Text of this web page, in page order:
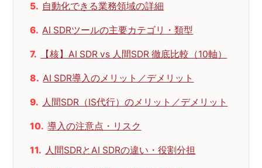
自動化できる業務領域の詳細
AI SDRツールの主要カテゴリ・類型
【核】AI SDR vs 人間SDR 徹底比較（10軸）
AI SDR導入のメリット／デメリット
人間SDR（IS代行）のメリット／デメリット
導入の注意点・リスク
人間SDRとAI SDRの違い・役割分担